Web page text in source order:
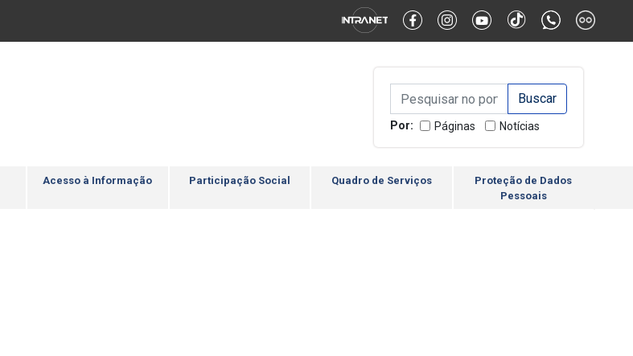
Alternar Alto Contraste Alternar Tamanho da Fonte
Campo de Busca de
Campo de Busca de informaçõesEnviar a Busca
Por: Páginas Notícias
Acesso à Informação Participação Social Quadro de Serviços
Proteção de Dados
Pessoais